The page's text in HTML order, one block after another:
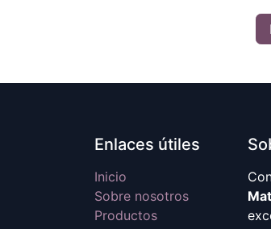
Enlaces útiles
Inicio
Sobre nosotros
Productos